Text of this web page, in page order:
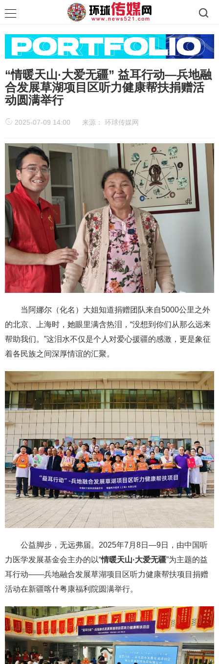
“情暖天山·大爱无疆” 益耳行动—兵地融
合发展草湖项目区听力健康帮扶捐赠活
动圆满举行
2025-07-09 14:00 来源： 环球传媒网
当阿娜尔（化名）大姐知道捐赠团队来自5000公里之外
的北京、上海时，她眼里满含热泪，“没想到你们从那么远来
帮助我们。”这泪水不仅是个人对爱心援疆的感激，更是象征
着各民族之间深厚情谊的汇聚。
公益脚步，无远弗届。2025年7月8日—9日，由中国听
力医学发展基金会主办的以“情暖天山·大爱无疆”为主题的益
耳行动——兵地融合发展草湖项目区听力健康帮扶项目捐赠
活动在新疆喀什粤康福利院圆满举行。